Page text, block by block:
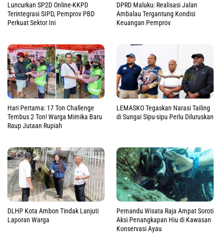
Luncurkan SP2D Online-KKPD
Terintegrasi SIPD, Pemprov PBD
Perkuat Sektor Ini
DPRD Maluku: Realisasi Jalan
Ambalau Tergantung Kondisi
Keuangan Pemprov
Hari Pertama: 17 Ton Challenge
Tembus 2 Ton! Warga Mimika Baru
Raup Jutaan Rupiah
LEMASKO Tegaskan Narasi Tailing
di Sungai Sipu-sipu Perlu Diluruskan
DLHP Kota Ambon Tindak Lanjuti
Laporan Warga
Pemandu Wisata Raja Ampat Soroti
Aksi Penangkapan Hiu di Kawasan
Konservasi Ayau